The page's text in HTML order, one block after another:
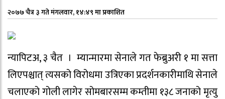
२०७७ चैत्र ३ गते मंगलवार, १४:४९ मा प्रकाशित
न्यापिटअ, ३ चैत । म्यान्मारमा सेनाले गत फेब्रुअरी १ मा सत्ता
लिएपश्चात् त्यसको विरोधमा उत्रिएका प्रदर्शनकारीमाथि सेनाले
चलाएको गोली लागेर सोमबारसम्म कम्तीमा १३८ जनाको मृत्यु